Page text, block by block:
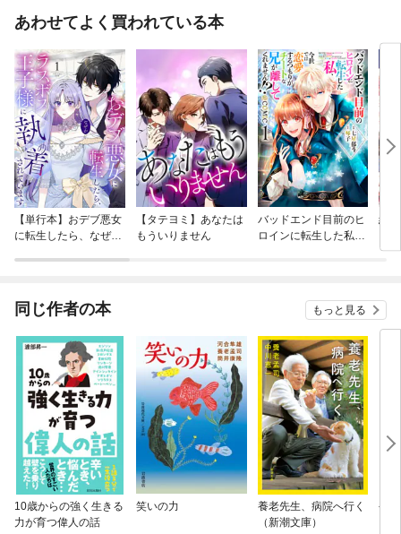
あわせてよく買われている本
【単行本】おデブ悪女
に転生したら、なぜか
【タテヨミ】あなたは
もういりません
バッドエンド目前のヒ
ロインに転生した私、
結
同じ作者の本 もっと見る
10歳からの強く生きる
力が育つ偉人の話
笑いの力
養老先生、病院へ行く
（新潮文庫）
や